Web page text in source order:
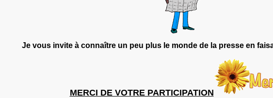
Je vous invite à connaître un peu plus le monde de la presse en
MERCI DE VOTRE PARTICIPATION